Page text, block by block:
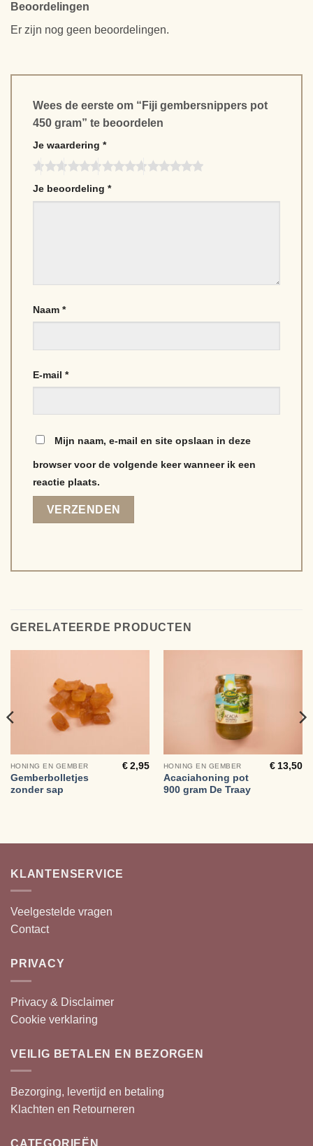
Beoordelingen
Er zijn nog geen beoordelingen.
Wees de eerste om “Fiji gembersnippers pot
450 gram” te beoordelen
Je waardering *
Je beoordeling *
Naam *
E-mail *
Mijn naam, e-mail en site opslaan in deze
browser voor de volgende keer wanneer ik een
reactie plaats.
GERELATEERDE PRODUCTEN
HONING EN GEMBER
Gemberbolletjes
zonder sap
€ 2,95 HONING EN GEMBER
Acaciahoning pot
900 gram De Traay
€ 13,50
KLANTENSERVICE
Veelgestelde vragen
Contact
PRIVACY
Privacy & Disclaimer
Cookie verklaring
VEILIG BETALEN EN BEZORGEN
Bezorging, levertijd en betaling
Klachten en Retourneren